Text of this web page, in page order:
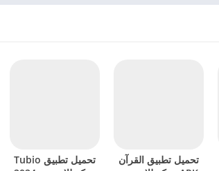
تحميل تطبيق القرآن
تحميل تطبيق Tubio